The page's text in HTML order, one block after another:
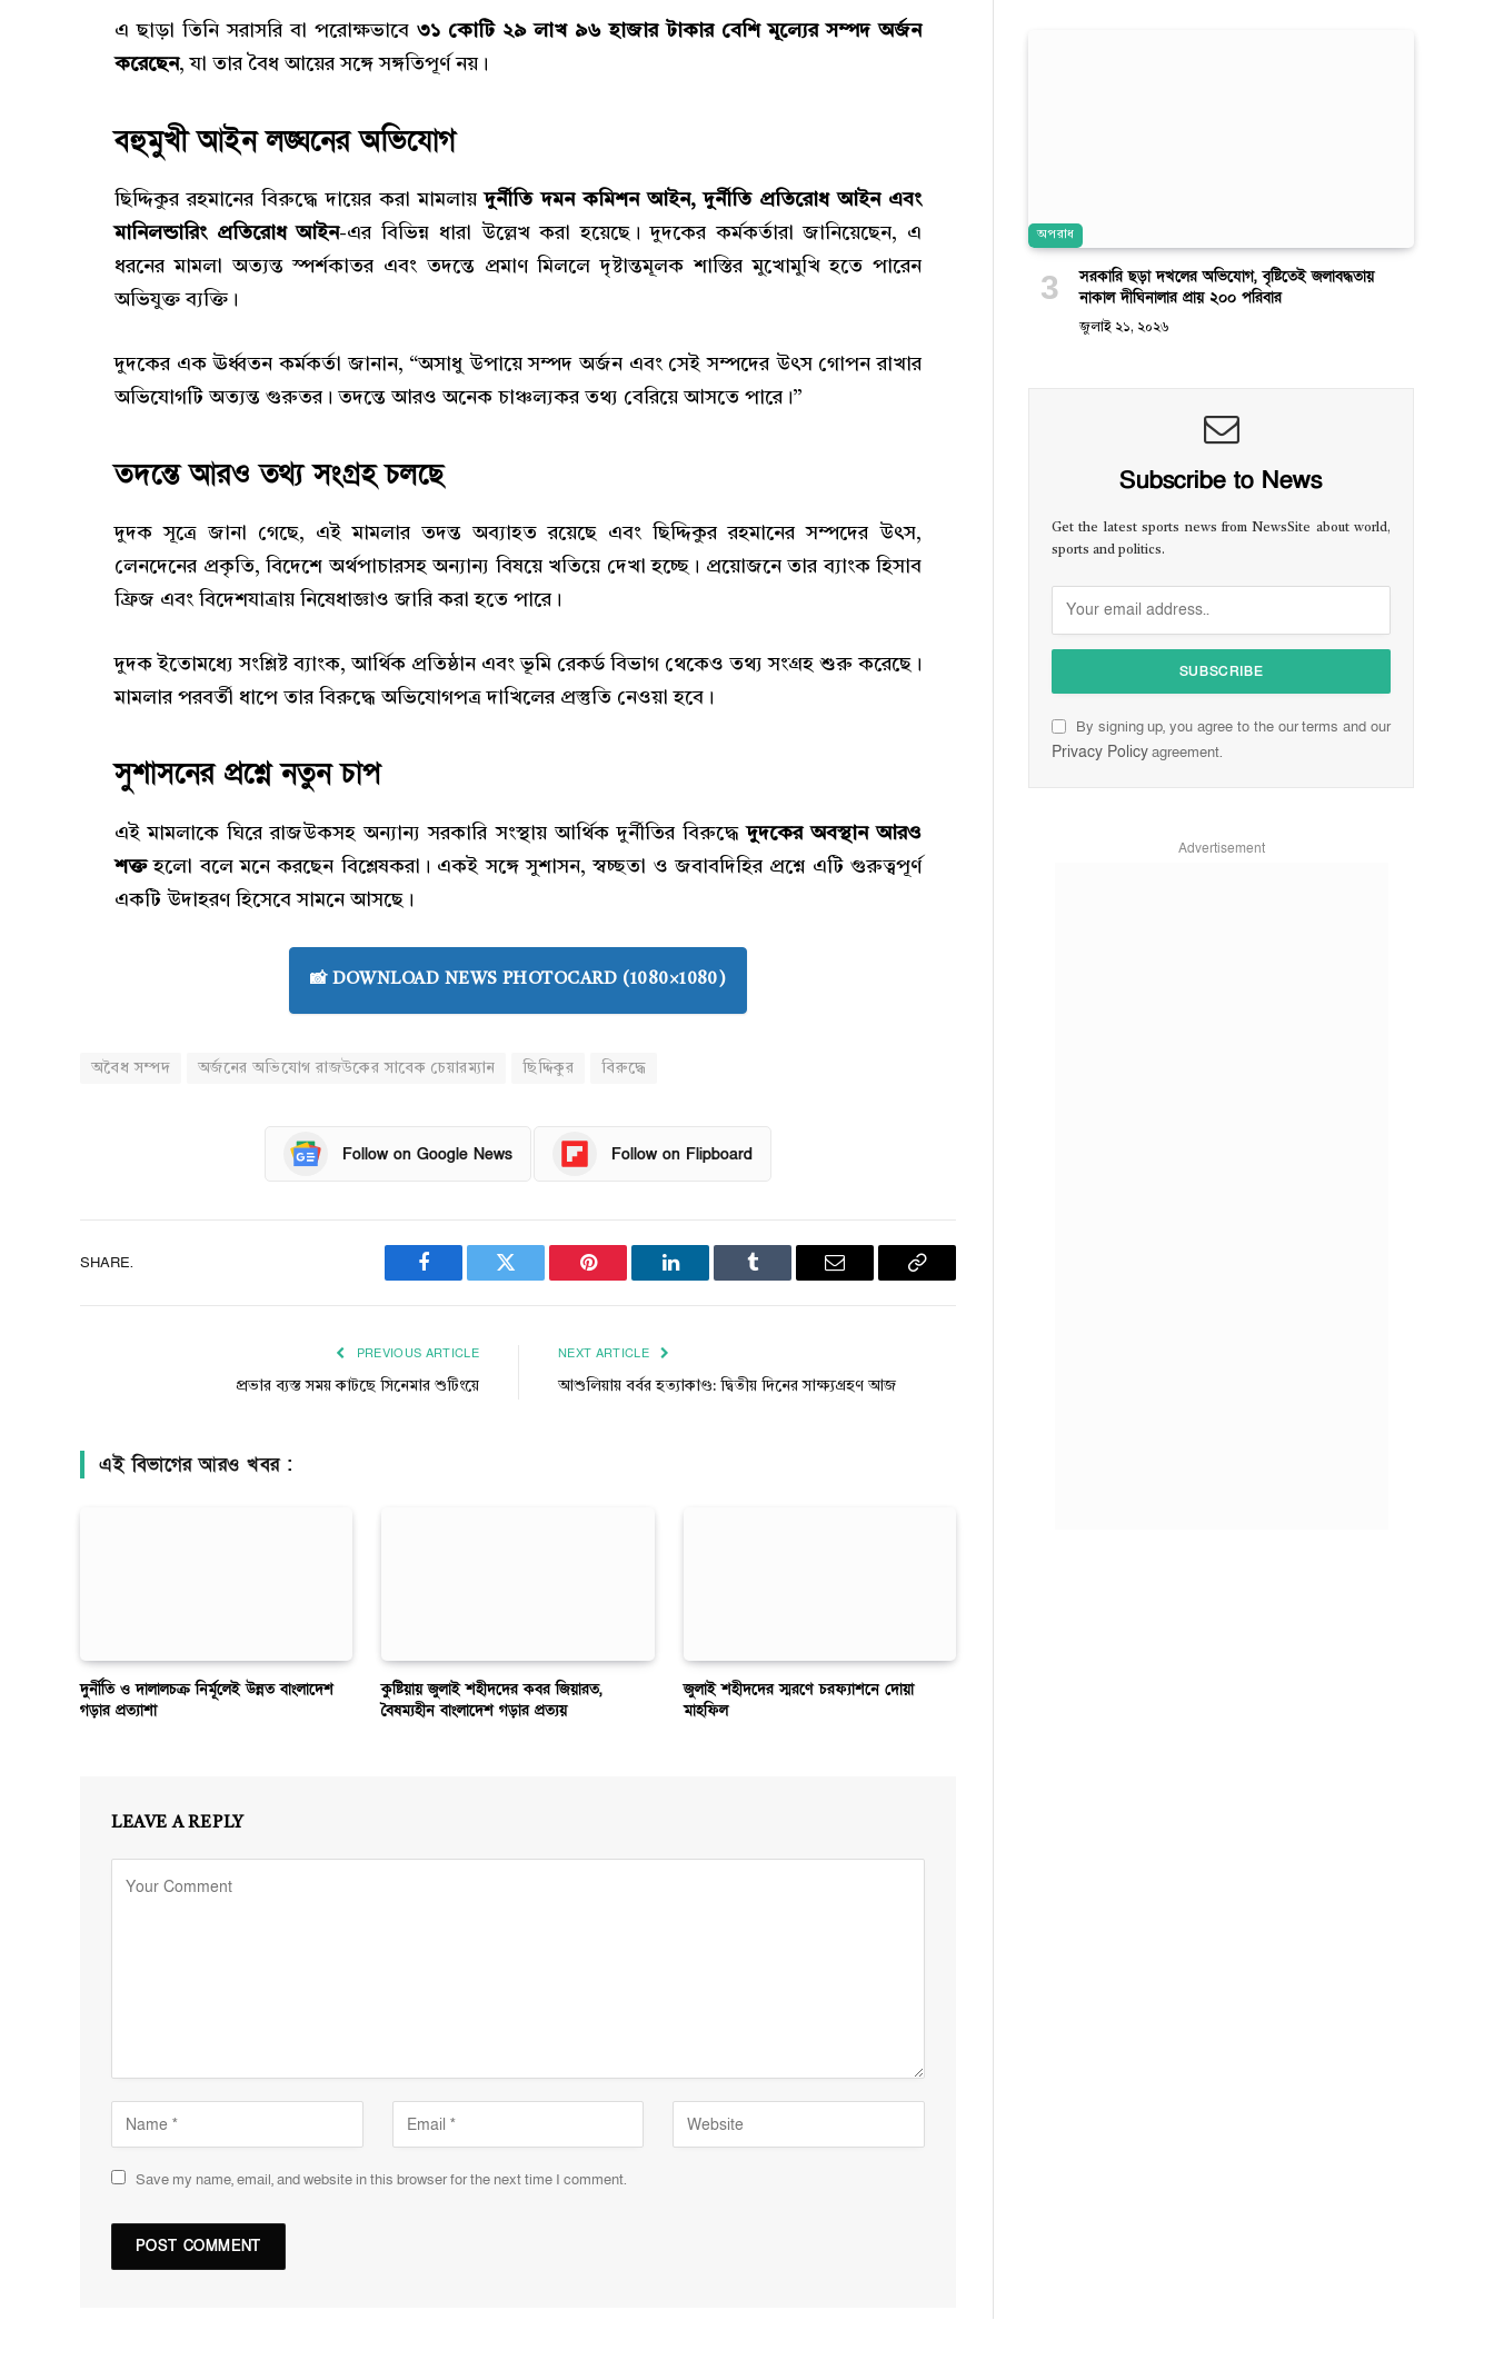
এ ছাড়া তিনি সরাসরি বা পরোক্ষভাবে ৩১ কোটি ২৯ লাখ ৯৬ হাজার টাকার বেশি মূল্যের সম্পদ অর্জন
করেছেন, যা তার বৈধ আয়ের সঙ্গে সঙ্গতিপূর্ণ নয়।
বহুমুখী আইন লঙ্ঘনের অভিযোগ
ছিদ্দিকুর রহমানের বিরুদ্ধে দায়ের করা মামলায়দুর্নীতি দমন কমিশন আইন, দুর্নীতি প্রতিরোধ আইন এবং
মানিলন্ডারিং প্রতিরোধ আইন-এর বিভিন্ন ধারা উল্লেখ করা হয়েছে। দুদকের কর্মকর্তারা জানিয়েছেন, এ
ধরনের মামলা অত্যন্ত স্পর্শকাতর এবং তদন্তে প্রমাণ মিললে দৃষ্টান্তমূলক শাস্তির মুখোমুখি হতে পারেন
অভিযুক্ত ব্যক্তি।
দুদকের এক ঊর্ধ্বতন কর্মকর্তা জানান, “অসাধু উপায়ে সম্পদ অর্জন এবং সেই সম্পদের উৎস গোপন রাখার
অভিযোগটি অত্যন্ত গুরুতর। তদন্তে আরও অনেক চাঞ্চল্যকর তথ্য বেরিয়ে আসতে পারে।”
তদন্তে আরও তথ্য সংগ্রহ চলছে
দুদক সূত্রে জানা গেছে, এই মামলার তদন্ত অব্যাহত রয়েছে এবং ছিদ্দিকুর রহমানের সম্পদের উৎস,
লেনদেনের প্রকৃতি, বিদেশে অর্থপাচারসহ অন্যান্য বিষয়ে খতিয়ে দেখা হচ্ছে। প্রয়োজনে তার ব্যাংক হিসাব
ফ্রিজ এবং বিদেশযাত্রায় নিষেধাজ্ঞাও জারি করা হতে পারে।
দুদক ইতোমধ্যে সংশ্লিষ্ট ব্যাংক, আর্থিক প্রতিষ্ঠান এবং ভূমি রেকর্ড বিভাগ থেকেও তথ্য সংগ্রহ শুরু করেছে।
মামলার পরবর্তী ধাপে তার বিরুদ্ধে অভিযোগপত্র দাখিলের প্রস্তুতি নেওয়া হবে।
সুশাসনের প্রশ্নে নতুন চাপ
এই মামলাকে ঘিরে রাজউকসহ অন্যান্য সরকারি সংস্থায় আর্থিক দুর্নীতির বিরুদ্ধেদুদকের অবস্থান আরও
শক্তহলো বলে মনে করছেন বিশ্লেষকরা। একই সঙ্গে সুশাসন, স্বচ্ছতা ও জবাবদিহির প্রশ্নে এটি গুরুত্বপূর্ণ
একটি উদাহরণ হিসেবে সামনে আসছে।
📸 DOWNLOAD NEWS PHOTOCARD (1080×1080)
অবৈধ সম্পদ অর্জনের অভিযোগ রাজউকের সাবেক চেয়ারম্যান ছিদ্দিকুর বিরুদ্ধে
Follow on Google News Follow on Flipboard
SHARE.
Facebook Twitter Pinterest LinkedIn Tumblr Email
Copy
PREVIOUS ARTICLE
প্রভার ব্যস্ত সময় কাটছে সিনেমার শুটিংয়ে
NEXT ARTICLE
আশুলিয়ায় বর্বর হত্যাকাণ্ড: দ্বিতীয় দিনের সাক্ষ্যগ্রহণ আজ
এই বিভাগের আরও খবর :
দুর্নীতি ও দালালচক্র নির্মূলেই উন্নত বাংলাদেশ
গড়ার প্রত্যাশা
কুষ্টিয়ায় জুলাই শহীদদের কবর জিয়ারত,
বৈষম্যহীন বাংলাদেশ গড়ার প্রত্যয়
জুলাই শহীদদের স্মরণে চরফ্যাশনে দোয়া
মাহফিল
LEAVE A REPLY
Save my name, email, and website in this browser for the next time I comment.
অপরাধ
সরকারি ছড়া দখলের অভিযোগ, বৃষ্টিতেই জলাবদ্ধতায়
নাকাল দীঘিনালার প্রায় ২০০ পরিবার
জুলাই ২১, ২০২৬
Subscribe to News
Get the latest sports news from NewsSite about world,
sports and politics.
By signing up, you agree to the our terms and our
Privacy Policyagreement.
Advertisement